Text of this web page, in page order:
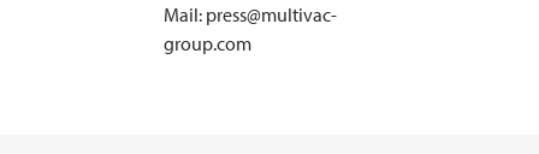
Mail: press@multivac-
group.com